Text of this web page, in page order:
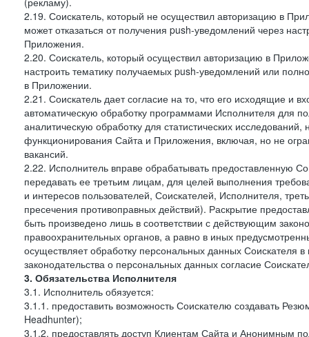
2.19. Соискатель, который не осуществил авторизацию в
может отказаться от получения push-уведомлений через
Приложения.
2.20. Соискатель, который осуществил авторизацию в
настроить тематику получаемых push-уведомлений или
в Приложении.
2.21. Соискатель дает согласие на то, что его исходящие и
автоматическую обработку программами Исполнителя для
аналитическую обработку для статистических
функционирования Сайта и Приложения, включая, но не
вакансий.
2.22. Исполнитель вправе обрабатывать предоставленную
передавать ее третьим лицам, для целей выполнения
и интересов пользователей, Соискателей, Исполнителя,
пресечения противоправных действий). Раскрытие
быть произведено лишь в соответствии с действующим
правоохранительных органов, а равно в иных
осуществляет обработку персональных данных Соискателя
законодательства о персональных данных согласие
3. Обязательства Исполнителя
3.1. Исполнитель обязуется:
3.1.1. предоставить возможность Соискателю создавать
Headhunter);
3.1.2. предоставлять доступ Клиентам Сайта и Анонимным